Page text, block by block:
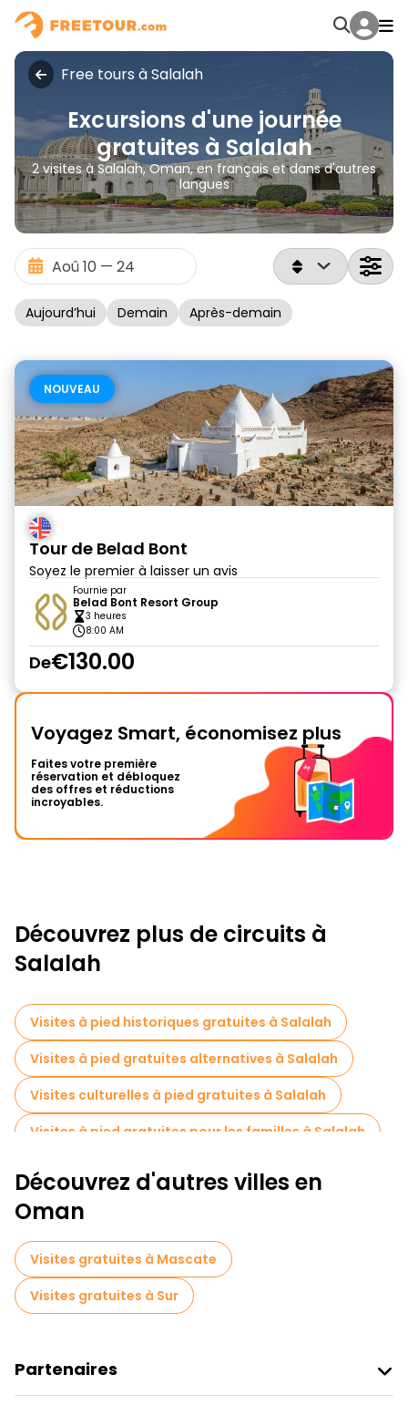
Free tours à Salalah
Excursions d'une journée
gratuites à Salalah
2 visites à Salalah, Oman, en français et dans d'autres
langues
Aujourd’hui Demain Après-demain
NOUVEAU
Tour de Belad Bont
Soyez le premier à laisser un avis
Fournie par
Belad Bont Resort Group
3 heures
8:00 AM
De€130.00
Voyagez Smart, économisez plus
Faites votre première
réservation et débloquez
des offres et réductions
incroyables.
Découvrez plus de circuits à
Salalah
Visites à pied historiques gratuites à Salalah
Visites à pied gratuites alternatives à Salalah
Visites culturelles à pied gratuites à Salalah
Visites à pied gratuites pour les familles à Salalah
Excursions d'une journée gratuites à Salalah
Tours à vélo à Salalah
Découvrez d'autres villes en
Oman
Visites gratuites à Mascate
Visites gratuites à Sur
Partenaires